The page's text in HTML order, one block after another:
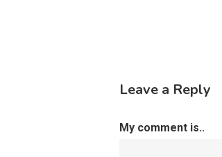
Leave a Reply
My comment is..